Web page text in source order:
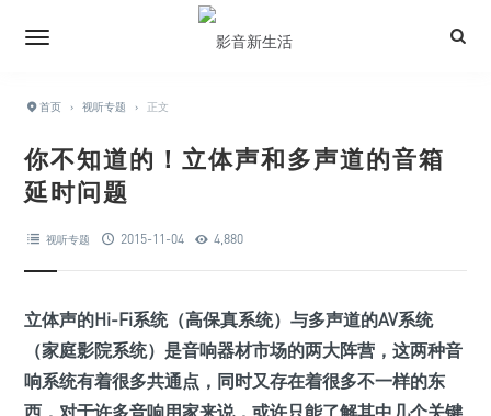
首页 › 视听专题 › 正文
你不知道的！立体声和多声道的音箱
延时问题
视听专题 2015-11-04 4,880
立体声的Hi-Fi系统（高保真系统）与多声道的AV系统
（家庭影院系统）是音响器材市场的两大阵营，这两种音
响系统有着很多共通点，同时又存在着很多不一样的东
西，对于许多音响用家来说，或许只能了解其中几个关键